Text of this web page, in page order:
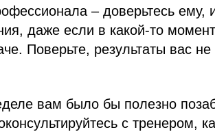
– доверьтесь ему,
даже если в какой-то
Поверьте, результаты вас не
вам было бы полезно
с тренером,